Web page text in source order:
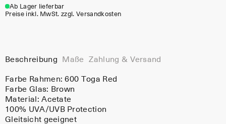
Ab Lager lieferbar
Preise inkl. MwSt. zzgl. Versandkosten
Beschreibung Maße Zahlung & Versand
Farbe Rahmen:600 Toga Red
Farbe Glas: Brown
Material:Acetate
100% UVA/UVB Protection
Gleitsicht geeignet